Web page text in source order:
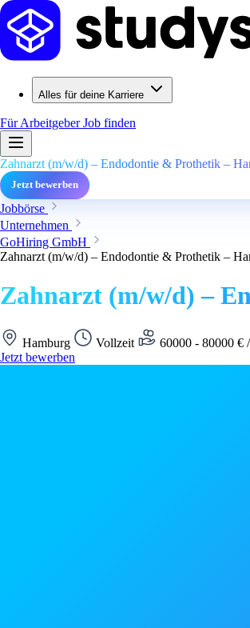
Alles für deine Karriere
Für ArbeitgeberJob finden
Zahnarzt (m/w/d) – Endodontie & Prothetik –
Jetzt bewerben
Jobbörse
Unternehmen
GoHiring GmbH
Zahnarzt (m/w/d) – Endodontie & Prothetik –
Zahnarzt (m/w/d) –
Hamburg Vollzeit 60000 - 80000 €
Jetzt bewerben